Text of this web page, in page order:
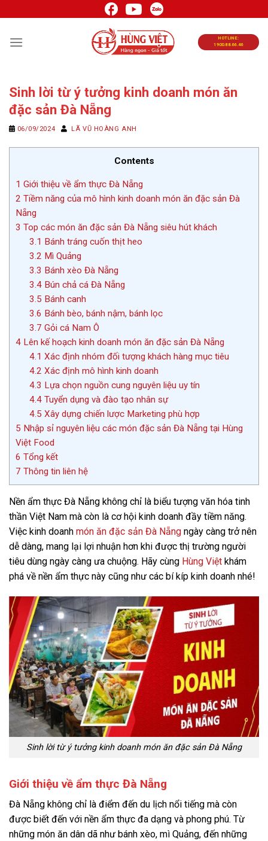
đến
nội
HOTLINE:
1900.88.66.46
Sinh lời từ ý tưởng kinh doanh món ăn
đặc sản Đà Nẵng
06/09/2024 LÃ VŨ HOÀNG ANH
Contents
1 Giới thiệu về ẩm thực Đà Nẵng
2 Tiềm năng của mô hình kinh doanh món ăn đặc sản Đà
Nẵng
3 Top các món ăn đặc sản Đà Nẵng siêu hút khách
3.1 Bánh tráng cuốn thịt heo
3.2 Mì Quảng
3.3 Bánh xèo Đà Nẵng
3.4Bún chả cá Đà Nẵng
3.5 Bánh canh
3.6 Bánh bèo, bánh nậm, bánh lọc
3.7 Gỏi cá Nam Ô
4 Lên kế hoạch kinh doanh món ăn đặc sản Đà Nẵng
4.1 Xác định nhóm đối tượng khách hàng mục tiêu
4.2 Xác định mô hình kinh doanh
4.3 Lựa chọn nguồn cung nguyên liệu uy tín
4.4Tuyển dụng và đào tạo nhân sự
4.5 Xây dựng chiến lược Marketing phù hợp
5 Nhập sỉ nguyên liệu các món đặc sản Đà Nẵng tại Hùng
Việt Food
6 Tổng kết
7 Thông tin liên hệ
Nền ẩm thực Đà Nẵng không chỉ là biểu tượng văn hóa tinh
thần Việt Nam mà còn là cơ hội kinh doanh đầy tiềm năng.
Việc kinh doanh món ăn đặc sản Đà Nẵng ngày càng trở nên
dễ dàng, mang lại lợi nhuận hơn khi được thị trường người
tiêu dùng ngày càng ưa chuộng. Hãy cùng Hùng Việt khám
phá về nền ẩm thực này cũng như các bí kíp kinh doanh nhé!
Sinh lời từ ý tưởng kinh doanh món ăn đặc sản Đà Nẵng
Giới thiệu về ẩm thực Đà Nẵng
Đà Nẵng không chỉ là điểm đến du lịch nổi tiếng mà còn
được biết đến với nền ẩm thực đa dạng và phong phú. Từ
những món ăn dân dã như bánh xèo, mì Quảng, đến những